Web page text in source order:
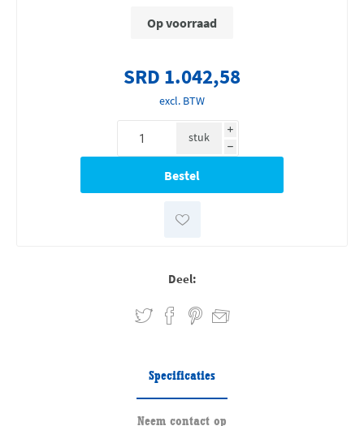
Op voorraad
SRD 1.042,58
excl. BTW
i
h
stuk
Deel:
Specificaties
Neem contact op